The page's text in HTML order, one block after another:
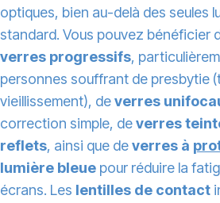
optiques, bien au-delà des seules
standard. Vous pouvez bénéficier
verres progressifs,
personnes souffrant de presbytie
vieillissement), deverres
correction simple, deverres
reflets, ainsi que deverres à
lumière bleue pour réduire la
écrans. Les lentilles de contact